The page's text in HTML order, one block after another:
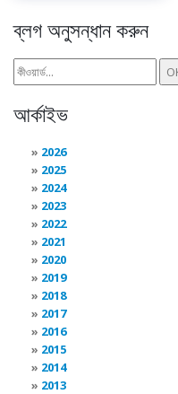
ব্লগ অনুসন্ধান করুন
আর্কাইভ
2026
2025
2024
2023
2022
2021
2020
2019
2018
2017
2016
2015
2014
2013